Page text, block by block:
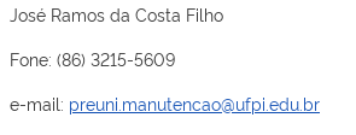
José Ramos da Costa Filho
Fone: (86) 3215-5609
e-mail: preuni.manutencao@ufpi.edu.br